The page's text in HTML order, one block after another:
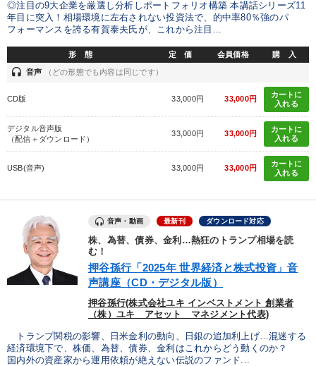
◎注目の9大企業を厳選し分析しポートフォリオ構築 本講話シリーズ11
年目に突入！相場環境に左右されない投資法で、的中率80％強のパ
フォーマンスを誇る有賀泰夫氏が、これから注目...
形 態 定 価 会員価格 購 入
headset 音声 （どの形態でも内容は同じです）
CD版 33,000円 33,000円
カートに
入れる
デジタル音声版
（配信＋ダウンロード）
33,000円 33,000円
カートに
入れる
USB(音声) 33,000円 33,000円
カートに
入れる
音声・動画 最新刊 ダウンロード対応
株、為替、債券、金利…熱狂のトランプ相場を読
む！
押谷孫行「2025年 世界経済と株式投資」音
声講座（CD・デジタル版）
押谷孫行(株式会社ユキ インベストメント 創業者
（株）ユキ アセット マネジメント代表)
トランプ関税の影響、日米金利の動向、日銀の追加利上げ…混迷する
経済環境下で、株価、為替、債券、金利はこれからどう動くのか？
国内外の資産家から運用依頼が絶えない伝説のファンド...